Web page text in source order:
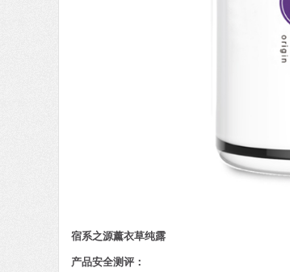
宿系之源薰衣草纯露
产品安全测评：